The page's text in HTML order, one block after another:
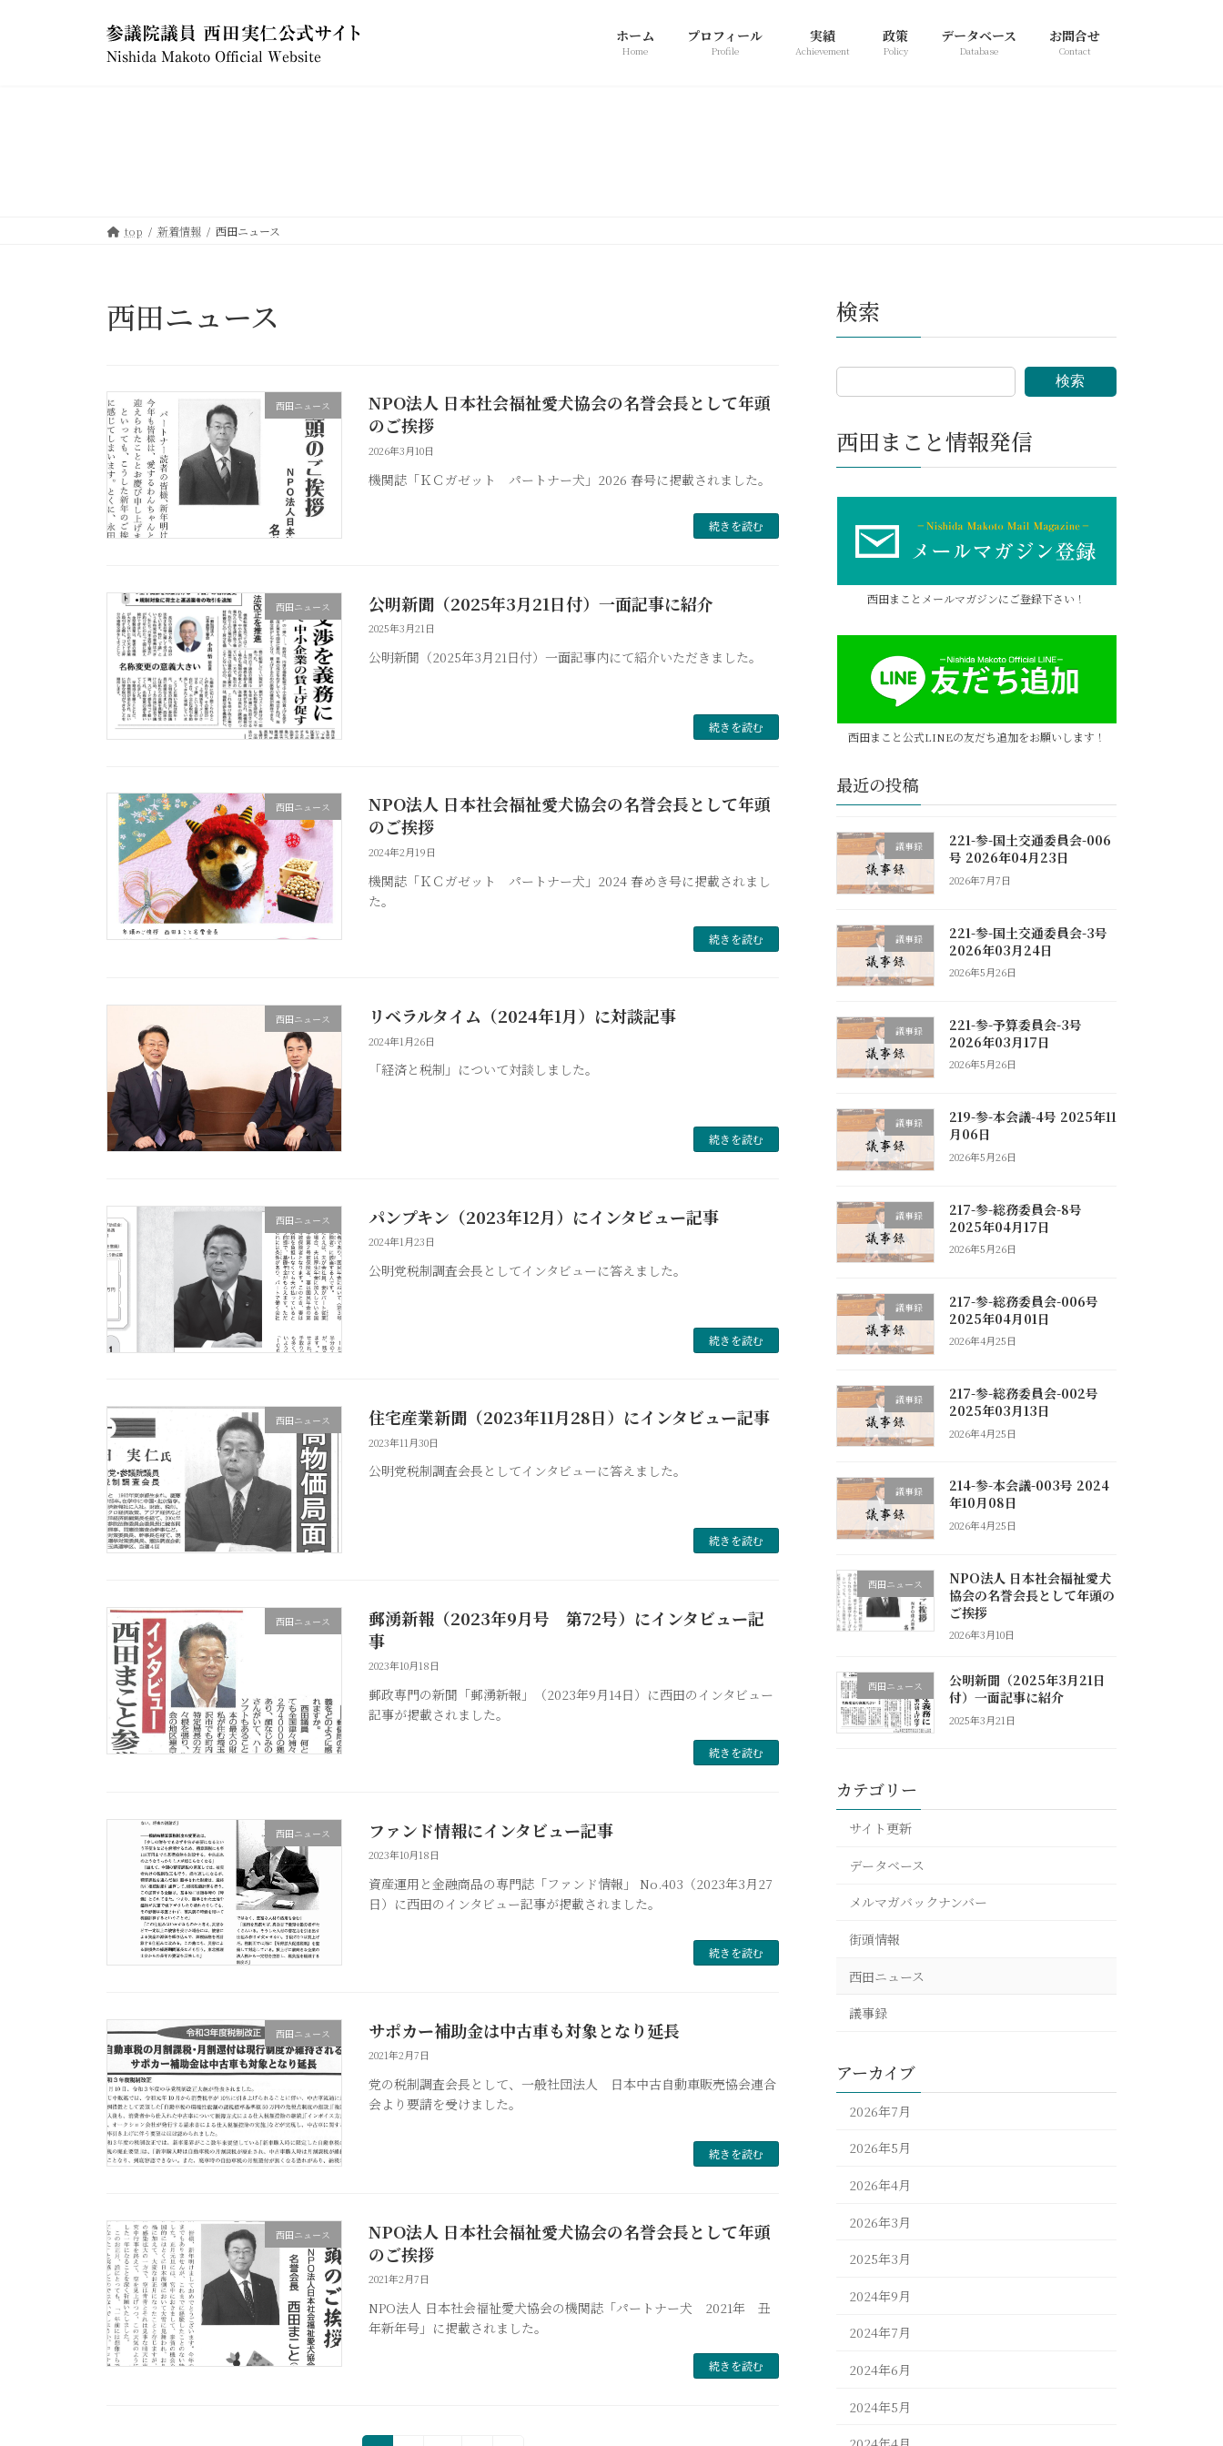
ホーム
Home
プロフィール
Profile
実績
Achievement
政策
Policy
データベース
Database
お問合せ
Contact
top 新着情報 西田ニュース
西田ニュース
西田ニュース
NPO法人 日本社会福祉愛犬協会の名誉会長として年頭
のご挨拶
2026年3月10日
機関誌「ＫＣガゼット パートナー犬」2026 春号に掲載されました。
続きを読む
西田ニュース 公明新聞（2025年3月21日付）一面記事に紹介
2025年3月21日
公明新聞（2025年3月21日付）一面記事内にて紹介いただきました。
続きを読む
西田ニュース
NPO法人 日本社会福祉愛犬協会の名誉会長として年頭
のご挨拶
2024年2月19日
機関誌「ＫＣガゼット パートナー犬」2024 春めき号に掲載されまし
た。
続きを読む
西田ニュース リベラルタイム（2024年1月）に対談記事
2024年1月26日
「経済と税制」について対談しました。
続きを読む
西田ニュース パンプキン（2023年12月）にインタビュー記事
2024年1月23日
公明党税制調査会長としてインタビューに答えました。
続きを読む
西田ニュース 住宅産業新聞（2023年11月28日）にインタビュー記事
2023年11月30日
公明党税制調査会長としてインタビューに答えました。
続きを読む
西田ニュース
郵湧新報（2023年9月号 第72号）にインタビュー記
事
2023年10月18日
郵政専門の新聞「郵湧新報」（2023年9月14日）に西田のインタビュー
記事が掲載されました。
続きを読む
西田ニュース ファンド情報にインタビュー記事
2023年10月18日
資産運用と金融商品の専門誌「ファンド情報」 No.403（2023年3月27
日）に西田のインタビュー記事が掲載されました。
続きを読む
西田ニュース サポカー補助金は中古車も対象となり延長
2021年2月7日
党の税制調査会長として、一般社団法人 日本中古自動車販売協会連合
会より要請を受けました。
続きを読む
西田ニュース
NPO法人 日本社会福祉愛犬協会の名誉会長として年頭
のご挨拶
2021年2月7日
NPO法人 日本社会福祉愛犬協会の機関誌「パートナー犬 2021年 丑
年新年号」に掲載されました。
続きを読む
検索
検索
西田まこと情報発信
西田まことメールマガジンにご登録下さい！
西田まこと公式LINEの友だち追加をお願いします！
最近の投稿
議事録
221-参-国土交通委員会-006
号 2026年04月23日
2026年7月7日
議事録
221-参-国土交通委員会-3号
2026年03月24日
2026年5月26日
議事録
221-参-予算委員会-3号
2026年03月17日
2026年5月26日
議事録
219-参-本会議-4号 2025年11
月06日
2026年5月26日
議事録
217-参-総務委員会-8号
2025年04月17日
2026年5月26日
議事録
217-参-総務委員会-006号
2025年04月01日
2026年4月25日
議事録
217-参-総務委員会-002号
2025年03月13日
2026年4月25日
議事録
214-参-本会議-003号 2024
年10月08日
2026年4月25日
西田ニュース
NPO法人 日本社会福祉愛犬
協会の名誉会長として年頭の
ご挨拶
2026年3月10日
西田ニュース
公明新聞（2025年3月21日
付）一面記事に紹介
2025年3月21日
カテゴリー
サイト更新
データベース
メルマガバックナンバー
街頭情報
西田ニュース
議事録
アーカイブ
2026年7月
2026年5月
2026年4月
2026年3月
2025年3月
2024年9月
2024年7月
2024年6月
2024年5月